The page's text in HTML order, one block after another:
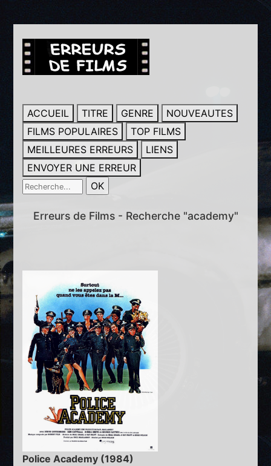
ACCUEIL TITRE GENRE
NOUVEAUTES
FILMS POPULAIRES
TOP FILMS
MEILLEURES ERREURS
LIENS
ENVOYER UNE ERREUR
Erreurs de Films - Recherche "academy"
Police Academy (1984)